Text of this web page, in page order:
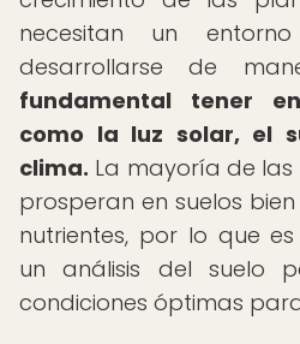
necesitan un
desarrollarse de
fundamental tener
como la luz solar, el
clima. La mayoría de
prosperan en suelos
nutrientes, por lo que
un análisis del suelo
condiciones óptimas